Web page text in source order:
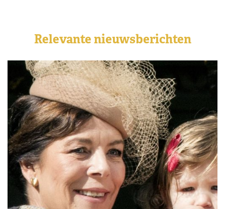
Relevante nieuwsberichten